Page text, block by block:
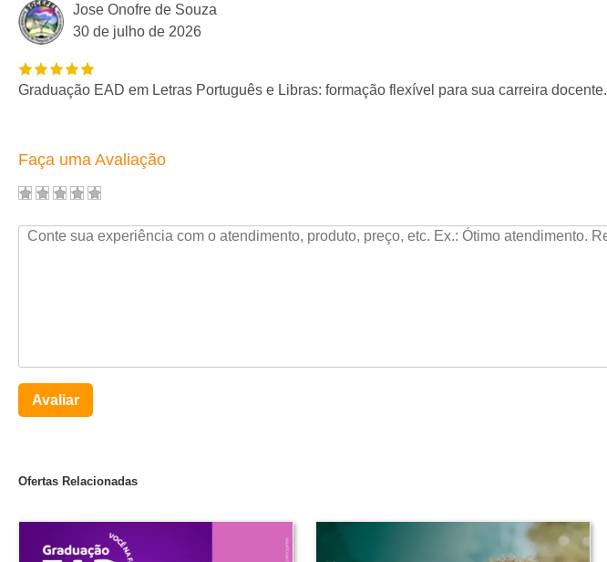
Jose Onofre de Souza
30 de julho de 2026
Graduação EAD em Letras Português e Libras: formação flexível para sua carreira docente.
Faça uma Avaliação
Avaliar
Ofertas Relacionadas